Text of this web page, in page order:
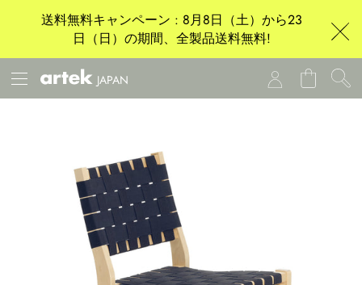
送料無料キャンペーン : 8月8日（土）から23
日（日）の期間、全製品送料無料!
JAPAN